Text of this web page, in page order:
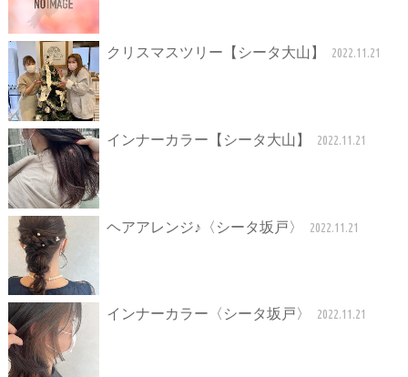
クリスマスツリー【シータ大山】 2022.11.21
インナーカラー【シータ大山】 2022.11.21
ヘアアレンジ♪〈シータ坂戸〉 2022.11.21
インナーカラー〈シータ坂戸〉 2022.11.21